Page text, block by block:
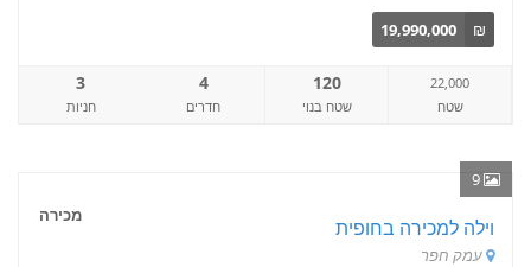
₪
19,990,000
22,000
שטח
120
שטח בנוי
4
חדרים
3
חניות
מכירה
וילה למכירה בחופית
עמק חפר